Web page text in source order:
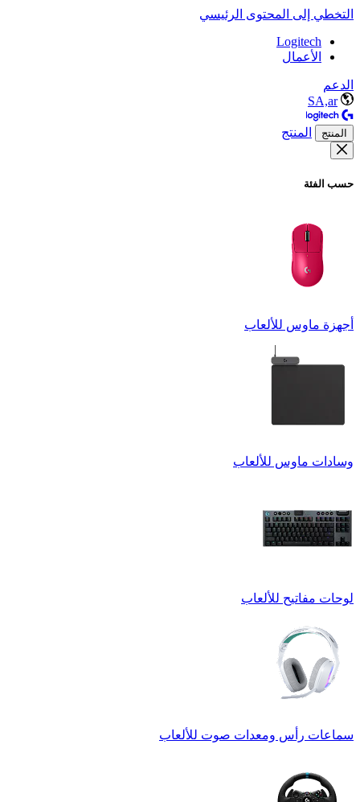
التخطي إلى المحتوى الرئيسي
Logitech
الأعمال
الدعم
SA,ar
المنتج المنتج
حسب الفئة
أجهزة ماوس للألعاب
وسادات ماوس للألعاب
لوحات مفاتيح للألعاب
سماعات رأس ومعدات صوت للألعاب